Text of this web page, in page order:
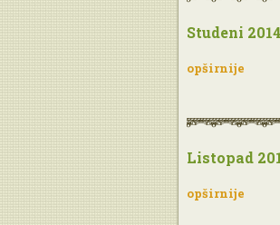
Studeni
opširnije
Listopad
opširnije